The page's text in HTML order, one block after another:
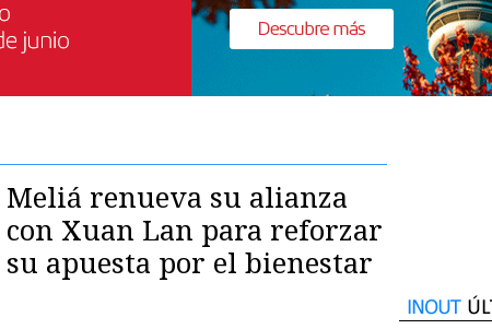
Meliá renueva su alianza
con Xuan Lan para reforzar
su apuesta por el bienestar